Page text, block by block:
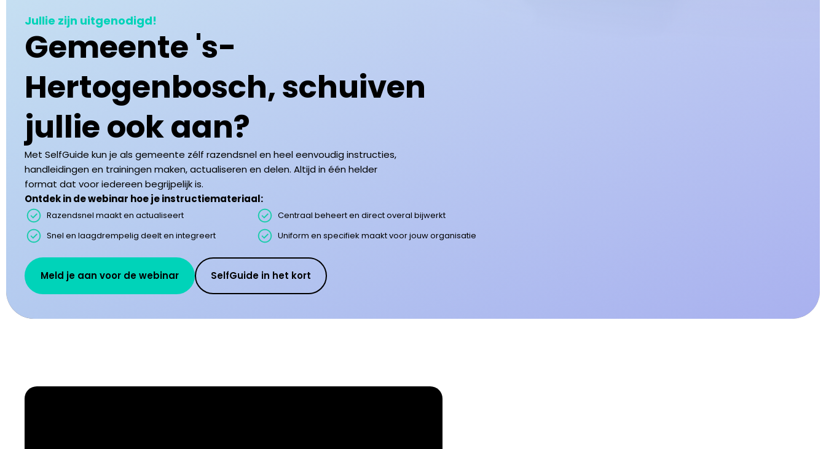
Jullie zijn uitgenodigd!
Gemeente 's-
Hertogenbosch,schuiven
jullie ook aan?
Met SelfGuide kun je als gemeente zélf razendsnel en heel eenvoudig instructies,
handleidingen en trainingen maken, actualiseren en delen. Altijd in één helder
format dat voor iedereen begrijpelijk is.
Ontdek in de webinar hoe je instructiemateriaal:
Razendsnel maakt en actualiseert
Centraal beheert en direct overal bijwerkt
Snel en laagdrempelig deelt en integreert
Uniform en specifiek maakt voor jouw organisatie
Meld je aan voor de webinar SelfGuide in het kort